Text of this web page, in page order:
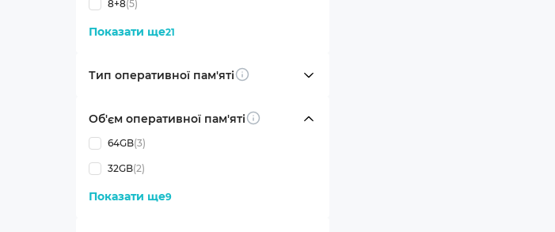
8+8(5)
Показати ще21
Тип оперативної пам'яті Info
Об'єм оперативної пам'яті
Info
64GB(3)
32GB(2)
Показати ще9